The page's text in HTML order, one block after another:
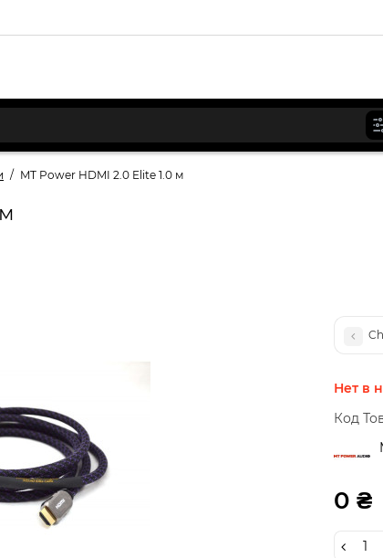
MT Power HDMI 2.0 Elite 1.0 м
Нет в
Код
0 ₴